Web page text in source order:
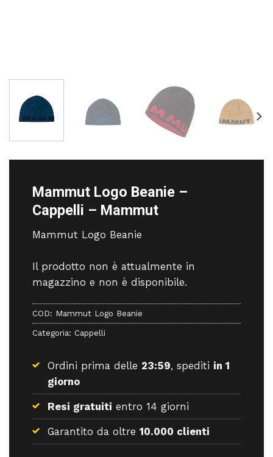
Mammut Logo Beanie –
Cappelli – Mammut
Mammut Logo Beanie
Il prodotto non è attualmente in
magazzino e non è disponibile.
COD: Mammut Logo Beanie
Categoria: Cappelli
Ordini prima delle 23:59, spediti in 1
giorno
Resi gratuiti entro 14 giorni
Garantito da oltre 10.000 clienti